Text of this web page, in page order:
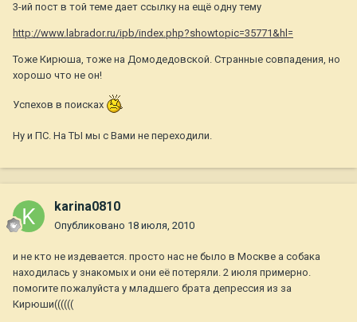
3-ий пост в той теме дает ссылку на ещё одну тему
http://www.labrador.ru/ipb/index.php?showtopic=35771&hl=
Тоже Кирюша, тоже на Домодедовской. Странные совпадения, но
хорошо что не он!
Успехов в поисках
Ну и ПС. На ТЫ мы с Вами не переходили.
karina0810
Опубликовано 18 июля, 2010
и не кто не издевается. просто нас не было в Москве а собака
находилась у знакомых и они её потеряли. 2 июля примерно.
помогите пожалуйста у младшего брата депрессия из за
Кирюши((((((